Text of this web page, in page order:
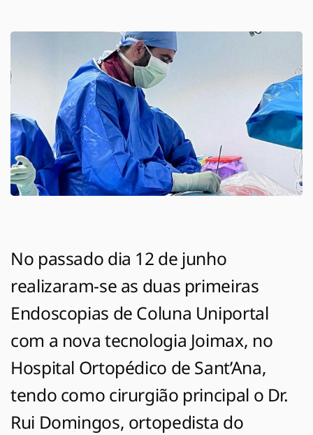
No passado dia 12 de junho
realizaram-se as duas primeiras
Endoscopias de Coluna Uniportal
com a nova tecnologia Joimax, no
Hospital Ortopédico de Sant’Ana,
tendo como cirurgião principal o Dr.
Rui Domingos, ortopedista do